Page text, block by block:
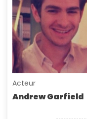
Acteur
Andrew Garfield